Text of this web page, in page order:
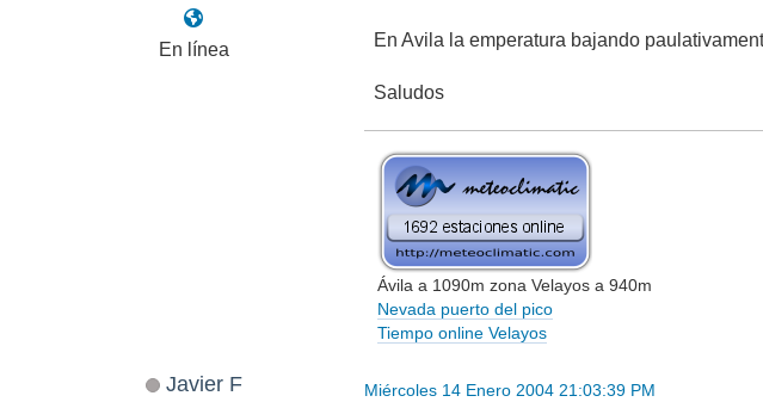
En línea En Avila la emperatura bajando
Saludos
Ávila a 1090m zona Velayos a 940m
Nevada puerto del pico
Tiempo online Velayos
Javier F Miércoles 14 Enero 2004 21:03:39 PM